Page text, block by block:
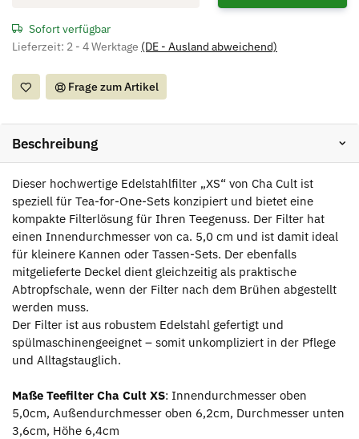
Sofort verfügbar
Lieferzeit: 2 - 4 Werktage (DE - Ausland abweichend)
Frage zum Artikel
Beschreibung
Dieser hochwertige Edelstahlfilter „XS“ von Cha Cult ist
speziell für Tea-for-One-Sets konzipiert und bietet eine
kompakte Filterlösung für Ihren Teegenuss. Der Filter hat
einen Innendurchmesser von ca. 5,0 cm und ist damit ideal
für kleinere Kannen oder Tassen-Sets. Der ebenfalls
mitgelieferte Deckel dient gleichzeitig als praktische
Abtropfschale, wenn der Filter nach dem Brühen abgestellt
werden muss.
Der Filter ist aus robustem Edelstahl gefertigt und
spülmaschinengeeignet – somit unkompliziert in der Pflege
und Alltagstauglich.
Maße Teefilter Cha Cult XS: Innendurchmesser oben
5,0cm, Außendurchmesser oben 6,2cm, Durchmesser unten
3,6cm, Höhe 6,4cm